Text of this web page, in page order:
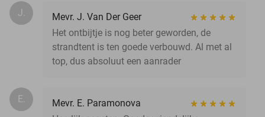
J.
Mevr. J. Van Der Geer
Het ontbijtje is nog beter geworden, de
strandtent is ten goede verbouwd. Al met al
top, dus absoluut een aanrader
E.
Mevr. E. Paramonova